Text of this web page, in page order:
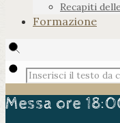
Recapiti
Formazione
Messa ore